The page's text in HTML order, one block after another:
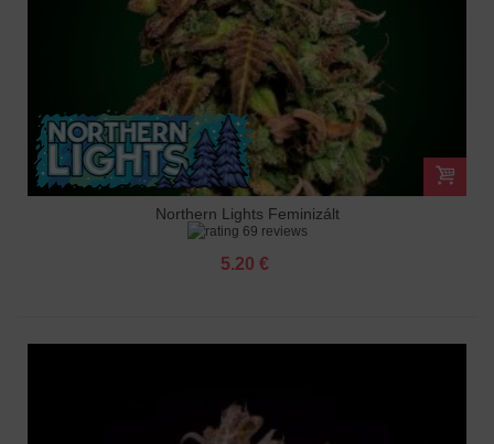
Northern Lights Feminizált
69 reviews
5.20 €